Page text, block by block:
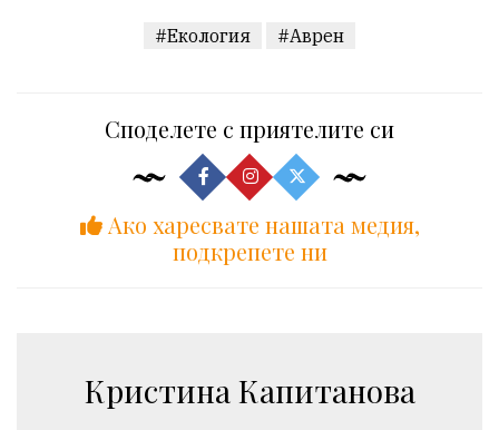
#Екология #Аврен
Споделете с приятелите си
Ако харесвате нашата медия,
подкрепете ни
Кристина Капитанова